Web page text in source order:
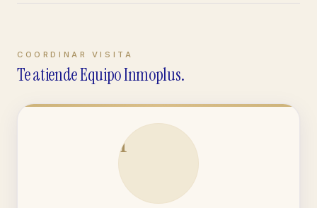
COORDINAR VISITA
Te atiende Equipo Inmoplus.
I